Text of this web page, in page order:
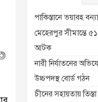
পাকিস্তানে ভয়াবহ
মেহেরপুর সীমান্তে
আটক
নারী নির্যাতনের
উচ্চপদস্থ বোর্ড গঠন
চীনের সহায়তায়